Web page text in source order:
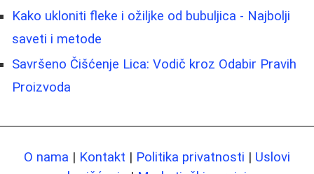
Kako ukloniti fleke i ožiljke od bubuljica - Najbolji
saveti i metode
Savršeno Čišćenje Lica: Vodič kroz Odabir Pravih
Proizvoda
O nama | Kontakt | Politika privatnosti | Uslovi